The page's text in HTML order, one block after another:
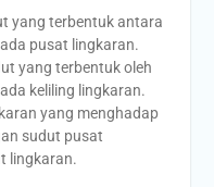
yang terbentuk antara
pusat lingkaran.
yang terbentuk oleh
keliling lingkaran.
yang menghadap
sudut pusat
lingkaran.